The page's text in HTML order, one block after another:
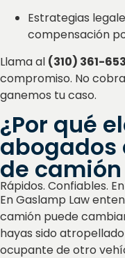
Estrategias
compensación
Llama al (310) 361-
compromiso. No
ganemos tu caso.
¿Por qué
abogados
de camión
Rápidos. Confiables.
En Gaslamp Law
camión puede
hayas sido
ocupante de otro